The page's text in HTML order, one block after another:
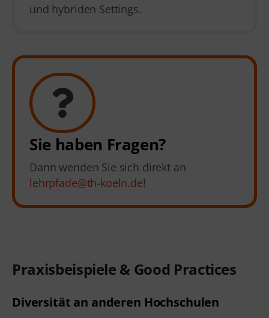
und hybriden Settings.
Sie haben Fragen?
Dann wenden Sie sich direkt an
lehrpfade@th-koeln.de!
Praxisbeispiele & Good Practices
Diversität an anderen Hochschulen